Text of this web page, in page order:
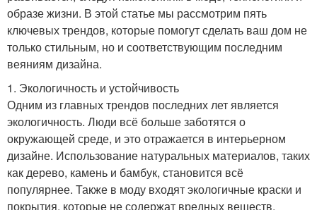
образе жизни. В этой статье мы рассмотрим пять
ключевых трендов, которые помогут сделать ваш дом не
только стильным, но и соответствующим последним
веяниям дизайна.
1. Экологичность и устойчивость
Одним из главных трендов последних лет является
экологичность. Люди всё больше заботятся о
окружающей среде, и это отражается в интерьерном
дизайне. Использование натуральных материалов, таких
как дерево, камень и бамбук, становится всё
популярнее. Также в моду входят экологичные краски и
покрытия, которые не содержат вредных веществ.